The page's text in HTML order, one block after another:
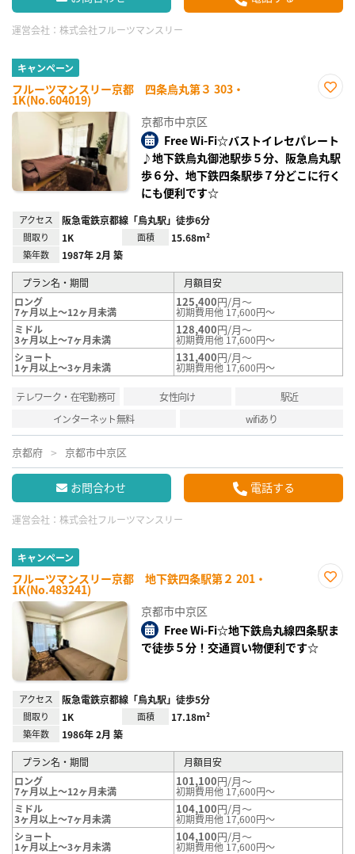
運営会社： 株式会社フルーツマンスリー
キャンペーン
フルーツマンスリー京都 四条烏丸第３ 303・
1K(No.604019)
録
京都市中京区
Free Wi-Fi☆バストイレセパレート
♪地下鉄烏丸御池駅歩５分、阪急烏丸駅
歩６分、地下鉄四条駅歩７分どこに行く
にも便利です☆
アクセス 阪急電鉄京都線「烏丸駅」徒歩6分
間取り 1K 面積 15.68m²
築年数 1987年 2月 築
プラン名・期間
月額目安
ロング
7ヶ月以上～12ヶ月未満
125,400円/月～
初期費用他 17,600円～
ミドル
3ヶ月以上～7ヶ月未満
128,400円/月～
初期費用他 17,600円～
ショート
1ヶ月以上～3ヶ月未満
131,400円/月～
初期費用他 17,600円～
テレワーク・在宅勤務可 女性向け
駅近
インターネット無料
wifiあり
京都府 京都市中京区
お問合わせ 電話する
運営会社： 株式会社フルーツマンスリー
キャンペーン
フルーツマンスリー京都 地下鉄四条駅第２ 201・
1K(No.483241)
録
京都市中京区
Free Wi-Fi☆地下鉄烏丸線四条駅ま
で徒歩５分！交通買い物便利です☆
アクセス 阪急電鉄京都線「烏丸駅」徒歩5分
間取り 1K 面積 17.18m²
築年数 1986年 2月 築
プラン名・期間
月額目安
ロング
7ヶ月以上～12ヶ月未満
101,100円/月～
初期費用他 17,600円～
ミドル
3ヶ月以上～7ヶ月未満
104,100円/月～
初期費用他 17,600円～
ショート
1ヶ月以上～3ヶ月未満
104,100円/月～
初期費用他 17,600円～